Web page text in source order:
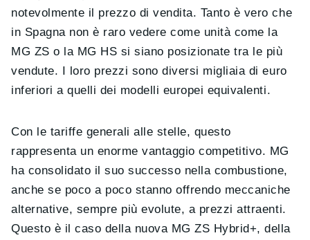
notevolmente il prezzo di vendita. Tanto è vero che
in Spagna non è raro vedere come unità come la
MG ZS o la MG HS si siano posizionate tra le più
vendute. I loro prezzi sono diversi migliaia di euro
inferiori a quelli dei modelli europei equivalenti.
Con le tariffe generali alle stelle, questo
rappresenta un enorme vantaggio competitivo. MG
ha consolidato il suo successo nella combustione,
anche se poco a poco stanno offrendo meccaniche
alternative, sempre più evolute, a prezzi attraenti.
Questo è il caso della nuova MG ZS Hybrid+, della